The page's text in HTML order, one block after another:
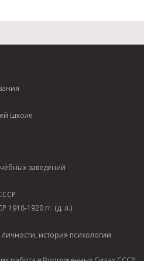
школе
заведений
1918-1920 гг. (д. л.)
история психологии